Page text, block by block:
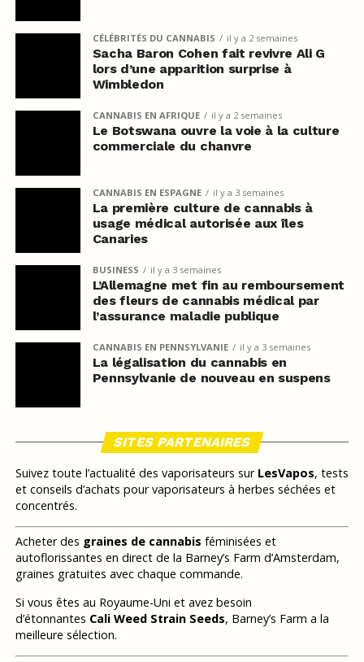
CÉLÉBRITÉS DU CANNABIS il y a 2 semaines
Sacha Baron Cohen fait revivre Ali G
lors d’une apparition surprise à
Wimbledon
CANNABIS EN AFRIQUE il y a 2 semaines
Le Botswana ouvre la voie à la culture
commerciale du chanvre
CANNABIS EN ESPAGNE il y a 3 semaines
La première culture de cannabis à
usage médical autorisée aux îles
Canaries
BUSINESS il y a 3 semaines
L’Allemagne met fin au remboursement
des fleurs de cannabis médical par
l’assurance maladie publique
CANNABIS EN PENNSYLVANIE il y a 3 semaines
La légalisation du cannabis en
Pennsylvanie de nouveau en suspens
SITES PARTENAIRES
Suivez toute l’actualité des vaporisateurs sur LesVapos, tests
et conseils d’achats pour vaporisateurs à herbes séchées et
concentrés.
Acheter des graines de cannabis féminisées et
autoflorissantes en direct de la Barney’s Farm d’Amsterdam,
graines gratuites avec chaque commande.
Si vous êtes au Royaume-Uni et avez besoin
d’étonnantes Cali Weed Strain Seeds, Barney’s Farm a la
meilleure sélection.